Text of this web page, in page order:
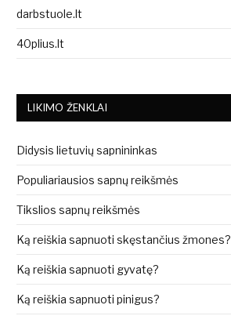
darbstuole.lt
40plius.lt
LIKIMO ŽENKLAI
Didysis lietuvių sapnininkas
Populiariausios sapnų reikšmės
Tikslios sapnų reikšmės
Ką reiškia sapnuoti skęstančius žmones?
Ką reiškia sapnuoti gyvatę?
Ką reiškia sapnuoti pinigus?